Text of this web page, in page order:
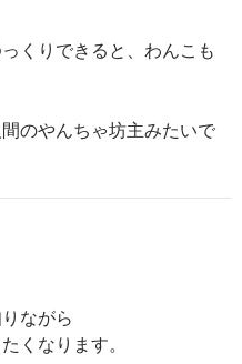
くりできると、わんこも
のやんちゃ坊主みたいで
ながら
くなります。